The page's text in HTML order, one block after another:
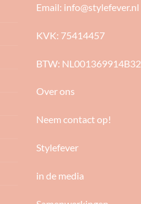
Email: info@stylefever.nl
KVK: 75414457
BTW: NL001369914B32
Over ons
Neem contact op!
Stylefever
in de media